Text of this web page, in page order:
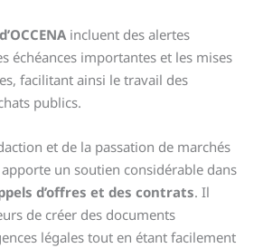
d’OCCENA incluent des alertes
échéances importantes et les mises
facilitant ainsi le travail des
publics.
et de la passation de marchés
apporte un soutien considérable dans
d’offres et des contrats. Il
de créer des documents
légales tout en étant facilement